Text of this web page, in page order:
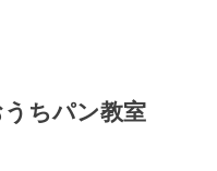
ちパン教室